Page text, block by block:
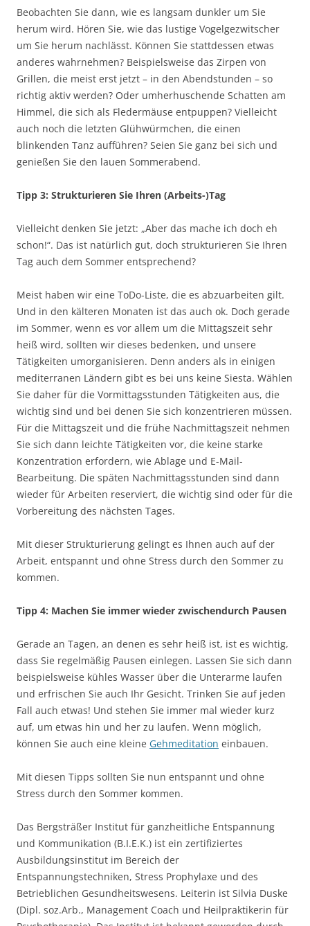
Beobachten Sie dann, wie es langsam dunkler um Sie
herum wird. Hören Sie, wie das lustige Vogelgezwitscher
um Sie herum nachlässt. Können Sie stattdessen etwas
anderes wahrnehmen? Beispielsweise das Zirpen von
Grillen, die meist erst jetzt – in den Abendstunden – so
richtig aktiv werden? Oder umherhuschende Schatten am
Himmel, die sich als Fledermäuse entpuppen? Vielleicht
auch noch die letzten Glühwürmchen, die einen
blinkenden Tanz aufführen? Seien Sie ganz bei sich und
genießen Sie den lauen Sommerabend.
Tipp 3: Strukturieren Sie Ihren (Arbeits-)Tag
Vielleicht denken Sie jetzt: „Aber das mache ich doch eh
schon!“. Das ist natürlich gut, doch strukturieren Sie Ihren
Tag auch dem Sommer entsprechend?
Meist haben wir eine ToDo-Liste, die es abzuarbeiten gilt.
Und in den kälteren Monaten ist das auch ok. Doch gerade
im Sommer, wenn es vor allem um die Mittagszeit sehr
heiß wird, sollten wir dieses bedenken, und unsere
Tätigkeiten umorganisieren. Denn anders als in einigen
mediterranen Ländern gibt es bei uns keine Siesta. Wählen
Sie daher für die Vormittagsstunden Tätigkeiten aus, die
wichtig sind und bei denen Sie sich konzentrieren müssen.
Für die Mittagszeit und die frühe Nachmittagszeit nehmen
Sie sich dann leichte Tätigkeiten vor, die keine starke
Konzentration erfordern, wie Ablage und E-Mail-
Bearbeitung. Die späten Nachmittagsstunden sind dann
wieder für Arbeiten reserviert, die wichtig sind oder für die
Vorbereitung des nächsten Tages.
Mit dieser Strukturierung gelingt es Ihnen auch auf der
Arbeit, entspannt und ohne Stress durch den Sommer zu
kommen.
Tipp 4: Machen Sie immer wieder zwischendurch Pausen
Gerade an Tagen, an denen es sehr heiß ist, ist es wichtig,
dass Sie regelmäßig Pausen einlegen. Lassen Sie sich dann
beispielsweise kühles Wasser über die Unterarme laufen
und erfrischen Sie auch Ihr Gesicht. Trinken Sie auf jeden
Fall auch etwas! Und stehen Sie immer mal wieder kurz
auf, um etwas hin und her zu laufen. Wenn möglich,
können Sie auch eine kleine Gehmeditation einbauen.
Mit diesen Tipps sollten Sie nun entspannt und ohne
Stress durch den Sommer kommen.
Das Bergsträßer Institut für ganzheitliche Entspannung
und Kommunikation (B.I.E.K.) ist ein zertifiziertes
Ausbildungsinstitut im Bereich der
Entspannungstechniken, Stress Prophylaxe und des
Betrieblichen Gesundheitswesens. Leiterin ist Silvia Duske
(Dipl. soz.Arb., Management Coach und Heilpraktikerin für